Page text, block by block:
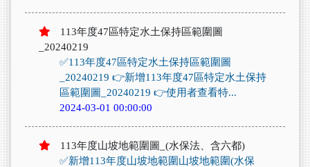
113年度47區特定水土保持區範圍圖
_20240219
✅113年度47區特定水土保持區範圍圖
_20240219 👉新增113年度47區特定水土保持
區範圍圖_20240219 👉使用者查看特...
2024-03-01 00:00:00
113年度山坡地範圍圖_(水保法、含六都)
✅新增113年度山坡地範圍山坡地範圍(水保